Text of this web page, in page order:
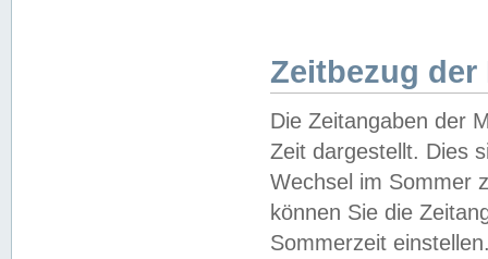
Zeitbezug der
Die Zeitangaben der
Zeit dargestellt. Dies
Wechsel im Sommer
können Sie die
Sommerzeit